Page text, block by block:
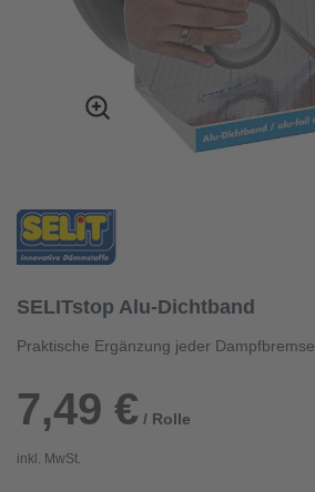
SELITstop Alu-Dichtband
Praktische Ergänzung jeder Dampfbremse
7,49 € / Rolle
inkl. MwSt.